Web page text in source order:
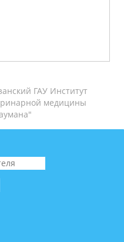
ГАУ Институт
медицины